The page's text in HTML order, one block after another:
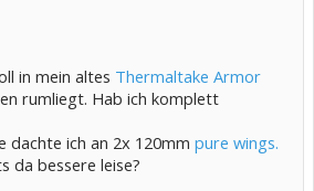
in mein altes Thermaltake Armor
rumliegt. Hab ich komplett
dachte ich an 2x 120mm pure wings.
da bessere leise?